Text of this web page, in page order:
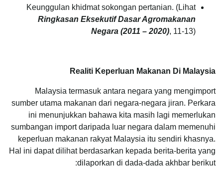
Keunggulan khidmat sokongan pertanian. (Lihat
Ringkasan Eksekutif Dasar Agromakanan
Negara (2011 – 2020), 11-13)
Realiti Keperluan Makanan Di Malaysia
Malaysia termasuk antara negara yang mengimport
sumber utama makanan dari negara-negara jiran. Perkara
ini menunjukkan bahawa kita masih lagi memerlukan
sumbangan import daripada luar negara dalam memenuhi
keperluan makanan rakyat Malaysia itu sendiri khasnya.
Hal ini dapat dilihat berdasarkan kepada berita-berita yang
dilaporkan di dada-dada akhbar berikut: